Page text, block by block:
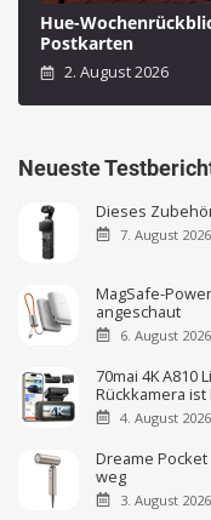
Hue-
Postkarten
2. August 2026
Neueste
Dieses
7. August 2026
MagSafe-
angeschaut
6. August 2026
70mai 4K A810
Rückkamera
4. August 2026
Dreame
weg
3. August 2026